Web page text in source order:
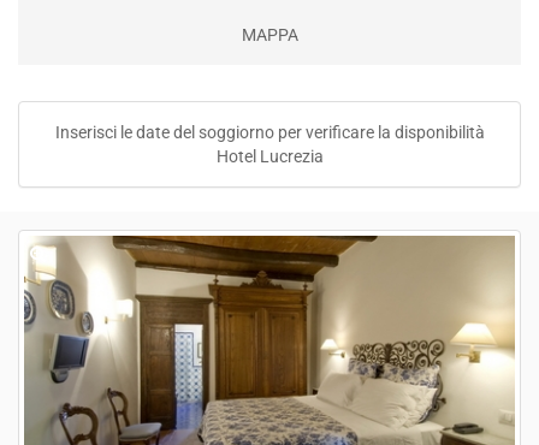
MAPPA
Inserisci le date del soggiorno per verificare la disponibilità
Hotel Lucrezia